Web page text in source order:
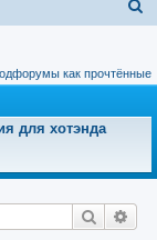
с
как прочтённые
для хотэнда
Поиск